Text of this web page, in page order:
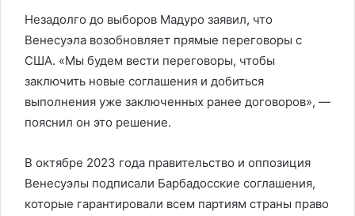
Незадолго до выборов Мадуро заявил, что
Венесуэла возобновляет прямые переговоры с
США. «Мы будем вести переговоры, чтобы
заключить новые соглашения и добиться
выполнения уже заключенных ранее договоров», —
пояснил он это решение.
В октябре 2023 года правительство и оппозиция
Венесуэлы подписали Барбадосские соглашения,
которые гарантировали всем партиям страны право